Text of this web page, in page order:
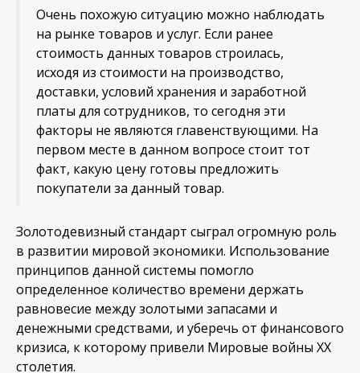
Очень похожую ситуацию можно наблюдать
на рынке товаров и услуг. Если ранее
стоимость данных товаров строилась,
исходя из стоимости на производство,
доставки, условий хранения и заработной
платы для сотрудников, то сегодня эти
факторы не являются главенствующими. На
первом месте в данном вопросе стоит тот
факт, какую цену готовы предложить
покупатели за данный товар.
Золотодевизный стандарт сыграл огромную роль
в развитии мировой экономики. Использование
принципов данной системы помогло
определенное количество времени держать
равновесие между золотыми запасами и
денежными средствами, и уберечь от финансового
кризиса, к которому привели Мировые войны ХХ
столетия.